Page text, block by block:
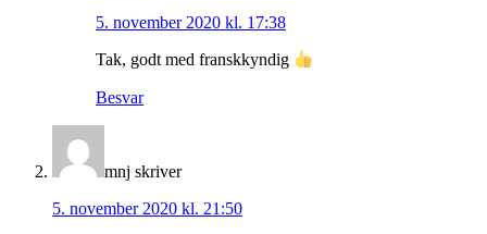
5. november 2020 kl. 17:38
Tak, godt med franskkyndig
Besvar
mnj skriver
5. november 2020 kl. 21:50